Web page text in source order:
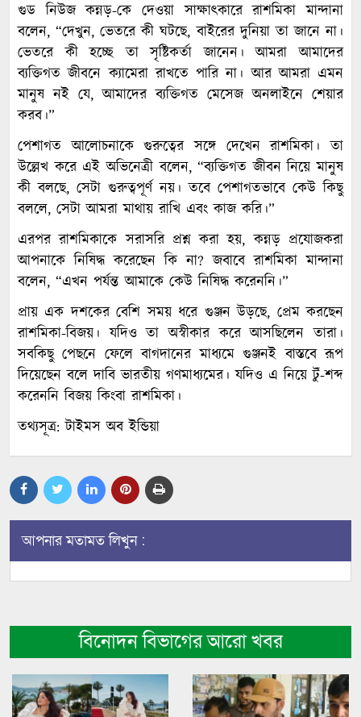
গুড নিউজ কন্নড়-কে দেওয়া সাক্ষাৎকারে রাশমিকা মান্দানা
বলেন, “দেখুন, ভেতরে কী ঘটছে, বাইরের দুনিয়া তা জানে না।
ভেতরে কী হচ্ছে তা সৃষ্টিকর্তা জানেন। আমরা আমাদের
ব্যক্তিগত জীবনে ক্যামেরা রাখতে পারি না। আর আমরা এমন
মানুষ নই যে, আমাদের ব্যক্তিগত মেসেজ অনলাইনে শেয়ার
করব।”
পেশাগত আলোচনাকে গুরুত্বের সঙ্গে দেখেন রাশমিকা। তা
উল্লেখ করে এই অভিনেত্রী বলেন, “ব্যক্তিগত জীবন নিয়ে মানুষ
কী বলছে, সেটা গুরুত্বপূর্ণ নয়। তবে পেশাগতভাবে কেউ কিছু
বললে, সেটা আমরা মাথায় রাখি এবং কাজ করি।”
এরপর রাশমিকাকে সরাসরি প্রশ্ন করা হয়, কন্নড় প্রযোজকরা
আপনাকে নিষিদ্ধ করেছেন কি না? জবাবে রাশমিকা মান্দানা
বলেন, “এখন পর্যন্ত আমাকে কেউ নিষিদ্ধ করেননি।”
প্রায় এক দশকের বেশি সময় ধরে গুঞ্জন উড়ছে, প্রেম করছেন
রাশমিকা-বিজয়। যদিও তা অস্বীকার করে আসছিলেন তারা।
সবকিছু পেছনে ফেলে বাগদানের মাধ্যমে গুঞ্জনই বাস্তবে রূপ
দিয়েছেন বলে দাবি ভারতীয় গণমাধ্যমের। যদিও এ নিয়ে টুঁ-শব্দ
করেননি বিজয় কিংবা রাশমিকা।
তথ্যসূত্র: টাইমস অব ইন্ডিয়া
আপনার মতামত লিখুন :
বিনোদন বিভাগের আরো খবর